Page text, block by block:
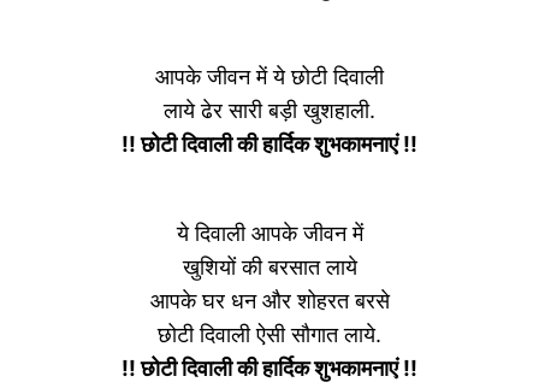
आपके जीवन में ये छोटी दिवाली
लाये ढेर सारी बड़ी खुशहाली.
!! छोटी दिवाली की हार्दिक शुभकामनाएं !!
ये दिवाली आपके जीवन में
खुशियों की बरसात लाये
आपके घर धन और शोहरत बरसे
छोटी दिवाली ऐसी सौगात लाये.
!! छोटी दिवाली की हार्दिक शुभकामनाएं !!